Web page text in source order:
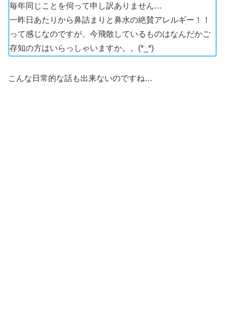
毎年同じことを伺って申し訳ありません…
一昨日あたりから鼻詰まりと鼻水の絶賛アレルギー！！
って感じなのですが、今飛散しているものはなんだかご
存知の方はいらっしゃいますか。。(*_*)
こんな日常的な話も出来ないのですね…